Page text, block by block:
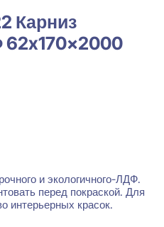
Карниз
и экологичного-ЛДФ.
перед покраской. Для
интерьерных красок.